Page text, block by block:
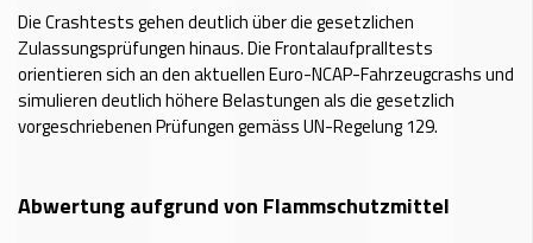
Die Crashtests gehen deutlich über die gesetzlichen
Zulassungsprüfungen hinaus. Die Frontalaufpralltests
orientieren sich an den aktuellen Euro-NCAP-Fahrzeugcrashs und
simulieren deutlich höhere Belastungen als die gesetzlich
vorgeschriebenen Prüfungen gemäss UN-Regelung 129.
Abwertung aufgrund von Flammschutzmittel